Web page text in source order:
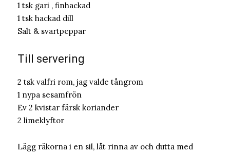
1 tsk gari , finhackad
1 tsk hackad dill
Salt & svartpeppar
Till servering
2 tsk valfri rom, jag valde tångrom
1 nypa sesamfrön
Ev 2 kvistar färsk koriander
2 limeklyftor
Lägg räkorna i en sil, låt rinna av och dutta med